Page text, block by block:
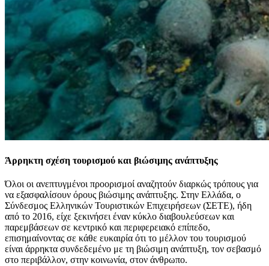
Άρρηκτη σχέση τουρισμού και βιώσιμης ανάπτυξης
Όλοι οι ανεπτυγμένοι προορισμοί αναζητούν διαρκώς τρόπους για
να εξασφαλίσουν όρους βιώσιμης ανάπτυξης. Στην Ελλάδα, ο
Σύνδεσμος Ελληνικών Τουριστικών Επιχειρήσεων (ΣΕΤΕ), ήδη
από το 2016, είχε ξεκινήσει έναν κύκλο διαβουλεύσεων και
παρεμβάσεων σε κεντρικό και περιφερειακό επίπεδο,
επισημαίνοντας σε κάθε ευκαιρία ότι το μέλλον του τουρισμού
είναι άρρηκτα συνδεδεμένο με τη βιώσιμη ανάπτυξη, τον σεβασμό
στο περιβάλλον, στην κοινωνία, στον άνθρωπο.